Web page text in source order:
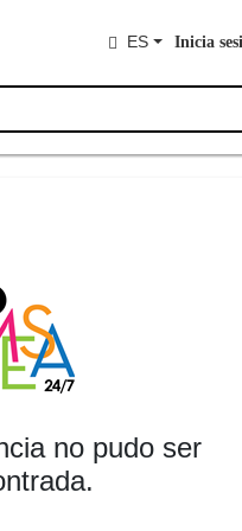
ES Inicia
no pudo ser